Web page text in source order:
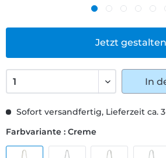
Jetzt gestalten
Sofort versandfertig, Lieferzeit ca.
Farbvariante : Creme
In